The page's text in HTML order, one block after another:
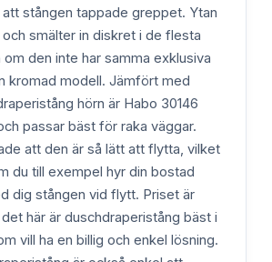
att stången tappade greppet. Ytan
smälter in diskret i de flesta
den inte har samma exklusiva
kromad modell. Jämfört med
hörn är Habo 30146
passar bäst för raka väggar.
att den är så lätt att flytta, vilket
du till exempel hyr din bostad
dig stången vid flytt. Priset är
här är duschdraperistång bäst i
vill ha en billig och enkel lösning.